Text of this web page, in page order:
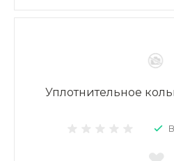
Уплотнительное